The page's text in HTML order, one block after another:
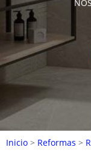
Inicio > Reformas >